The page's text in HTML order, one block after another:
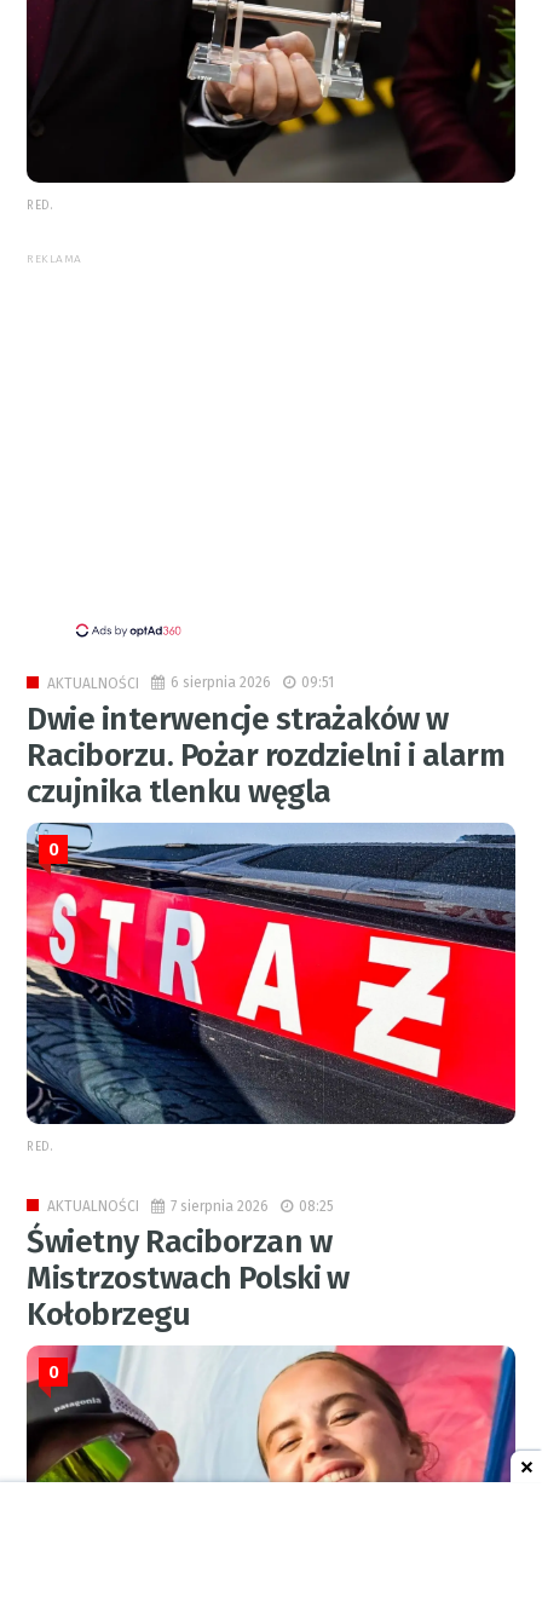
RED.
REKLAMA
AKTUALNOŚCI 6 sierpnia 2026 09:51
Dwie interwencje strażaków w
Raciborzu. Pożar rozdzielni i alarm
czujnika tlenku węgla
0
RED.
AKTUALNOŚCI 7 sierpnia 2026 08:25
Świetny Raciborzan w
Mistrzostwach Polski w
Kołobrzegu
0